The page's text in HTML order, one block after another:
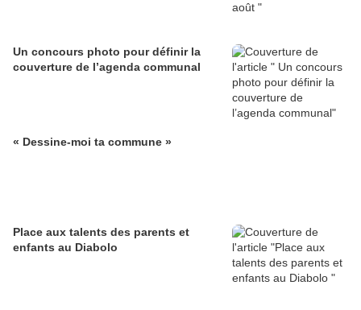
Un concours photo pour définir la
couverture de l’agenda communal
« Dessine-moi ta commune »
Place aux talents des parents et
enfants au Diabolo